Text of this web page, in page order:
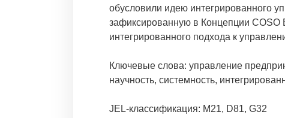
обусловили идею интегрированного
зафиксированную в Концепции
интегрированного подхода к
Ключевые слова: управление
научность, системность,
JEL-классификация: M21, D81, G32